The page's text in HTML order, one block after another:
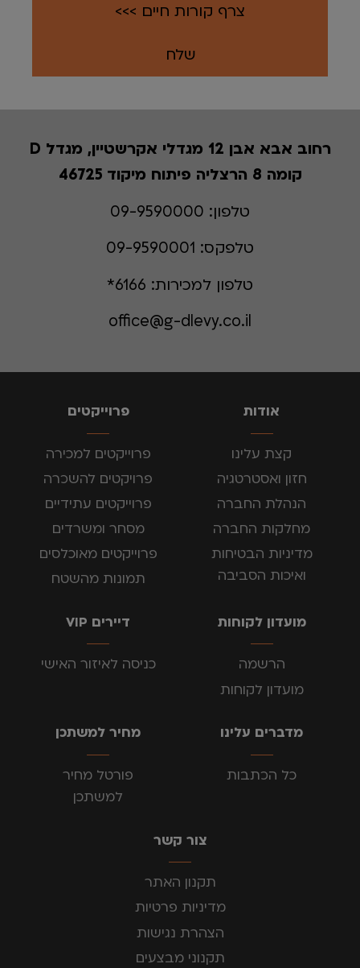
צרף קורות חיים >>>
טלפון:
טלפקס:
טלפון למכירות:
office@g-dlevy.co.il
רחוב אבא אבן 12 מגדלי אקרשטיין, מגדל D
קומה 8 הרצליה פיתוח מיקוד 46725
אודות
קצת עלינו
חזון ואסטרטגיה
הנהלת החברה
מחלקות החברה
מדיניות הבטיחות
ואיכות הסביבה
פרוייקטים
פרוייקטים למכירה
פרויקטים להשכרה
פרוייקטים עתידיים
מסחר ומשרדים
פרוייקטים מאוכלסים
תמונות מהשטח
מועדון לקוחות
הרשמה
מועדון לקוחות
דיירים VIP
כניסה לאיזור האישי
מדברים עלינו
כל הכתבות
מחיר למשתכן
פורטל מחיר
למשתכן
צור קשר
תקנון האתר
מדיניות פרטיות
הצהרת נגישות
תקנוני מבצעים